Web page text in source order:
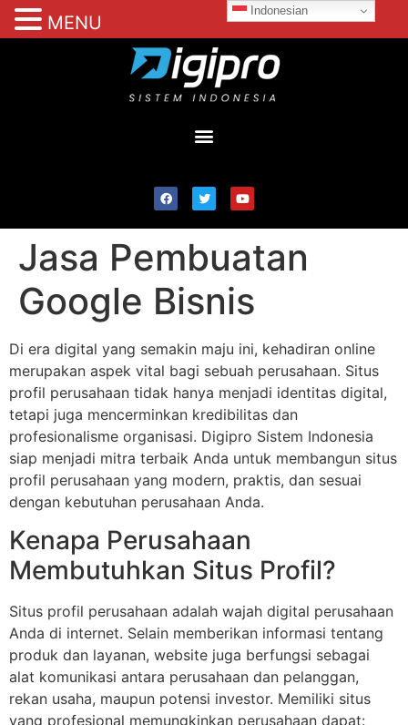
Jasa Pembuatan
Google Bisnis
Di era digital yang semakin maju ini, kehadiran online
merupakan aspek vital bagi sebuah perusahaan. Situs
profil perusahaan tidak hanya menjadi identitas digital,
tetapi juga mencerminkan kredibilitas dan
profesionalisme organisasi. Digipro Sistem Indonesia
siap menjadi mitra terbaik Anda untuk membangun situs
profil perusahaan yang modern, praktis, dan sesuai
dengan kebutuhan perusahaan Anda.
Kenapa Perusahaan
Membutuhkan Situs Profil?
Situs profil perusahaan adalah wajah digital perusahaan
Anda di internet. Selain memberikan informasi tentang
produk dan layanan, website juga berfungsi sebagai
alat komunikasi antara perusahaan dan pelanggan,
rekan usaha, maupun potensi investor. Memiliki situs
yang profesional memungkinkan perusahaan dapat:
Indonesian
MENU